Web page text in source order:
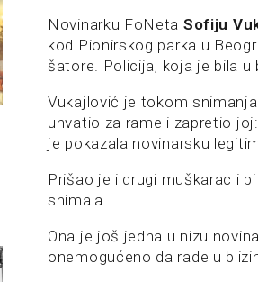
Novinarku FoNeta Sofiju
kod Pionirskog parka u
šatore. Policija, koja je bila u
Vukajlović je tokom
uhvatio za rame i zapretio
je pokazala novinarsku
Prišao je i drugi muškarac i
snimala.
Ona je još jedna u nizu
onemogućeno da rade u